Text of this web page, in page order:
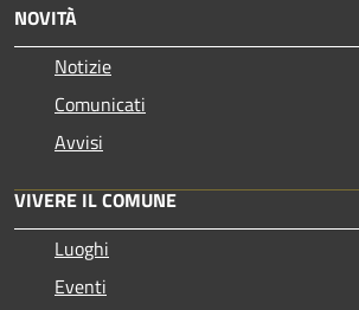
NOVITÀ
Notizie
Comunicati
Avvisi
VIVERE IL COMUNE
Luoghi
Eventi